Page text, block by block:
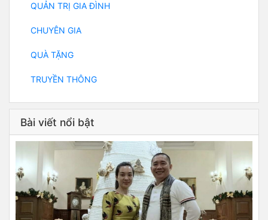
QUẢN TRỊ GIA ĐÌNH
CHUYÊN GIA
QUÀ TẶNG
TRUYỀN THÔNG
Bài viết nổi bật